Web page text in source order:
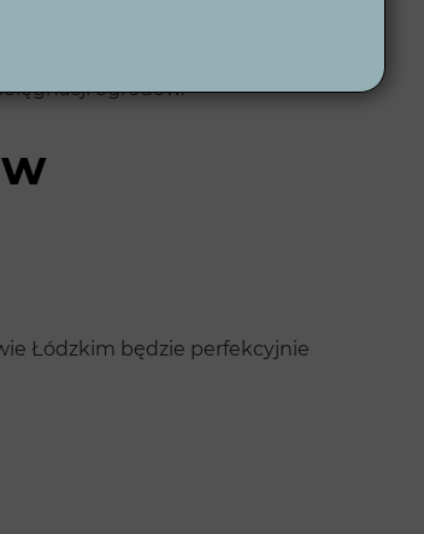
ogrodów.
Łódzkim będzie perfekcyjnie